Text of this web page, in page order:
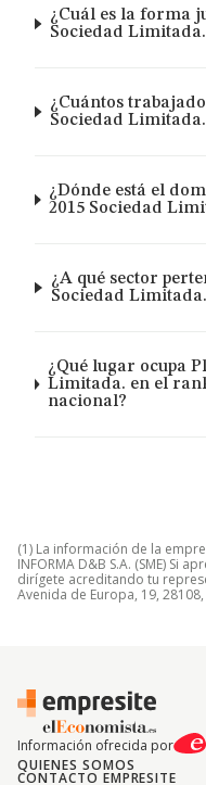
¿Cuál es la forma
Sociedad
¿Cuántos
Sociedad
¿Dónde está el
2015 Sociedad
¿A qué sector
Sociedad
¿Qué lugar ocupa
Limitada. en el
nacional?
(1) La información de la
INFORMA D&B S.A. (SME) Si
dirígete acreditando tu
Avenida de Europa, 19,
Información ofrecida por
QUIENES SOMOS
CONTACTO EMPRESITE